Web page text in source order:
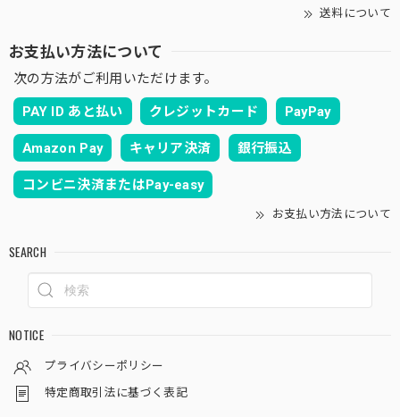
送料について
お支払い方法について
次の方法がご利用いただけます。
PAY ID あと払い クレジットカード PayPay
Amazon Pay キャリア決済 銀行振込
コンビニ決済またはPay-easy
お支払い方法について
SEARCH
NOTICE
プライバシーポリシー
特定商取引法に基づく表記